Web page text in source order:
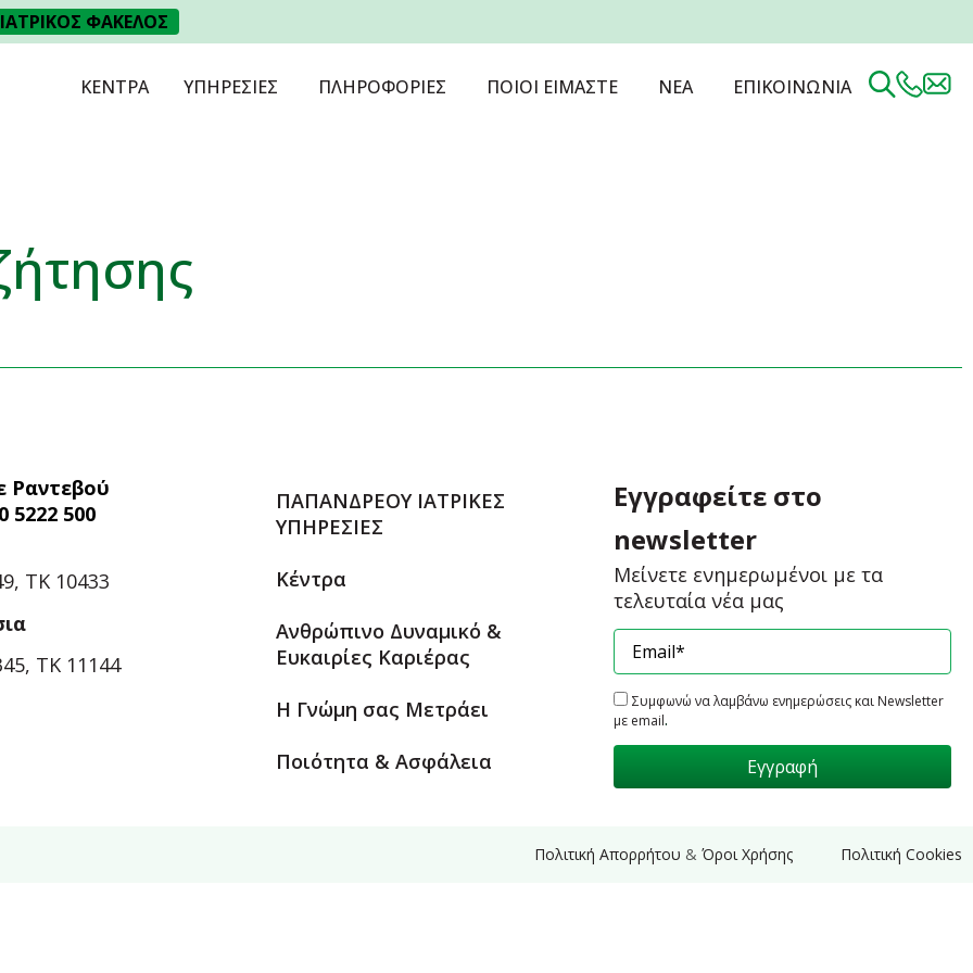
ΦΑΚΕΛΟΣ
ΚΕΝΤΡΑ ΥΠΗΡΕΣΙΕΣ ΠΛΗΡΟΦΟΡΙΕΣ ΠΟΙΟΙ ΕΙΜΑΣΤΕ ΝΕΑ ΕΠΙΚΟΙΝΩΝΙΑ
Ραντεβού
5222 500
ΤΚ 10433
ΤΚ 11144
ΠΑΠΑΝΔΡΕΟΥ ΙΑΤΡΙΚΕΣ
ΥΠΗΡΕΣΙΕΣ
Κέντρα
Ανθρώπινο Δυναμικό &
Ευκαιρίες Καριέρας
Η Γνώμη σας Μετράει
Ποιότητα & Ασφάλεια
Εγγραφείτε στο
newsletter
Μείνετε ενημερωμένοι με τα
τελευταία νέα μας
Συμφωνώ να λαμβάνω ενημερώσεις και Newsletter
με email.
Πολιτική Απορρήτου &Όροι Χρήσης Πολιτική Cookies